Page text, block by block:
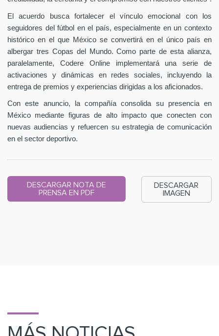
El acuerdo busca fortalecer el vínculo emocional con los
seguidores del fútbol en el país, especialmente en un contexto
histórico en el que México se convertirá en el único país en
albergar tres Copas del Mundo. Como parte de esta alianza,
paralelamente, Codere Online implementará una serie de
activaciones y dinámicas en redes sociales, incluyendo la
entrega de premios y experiencias dirigidas a los aficionados.
Con este anuncio, la compañía consolida su presencia en
México mediante figuras de alto impacto que conecten con
nuevas audiencias y refuercen su estrategia de comunicación
en el sector deportivo.
DESCARGAR NOTA DE
PRENSA EN PDF
DESCARGAR
IMAGEN